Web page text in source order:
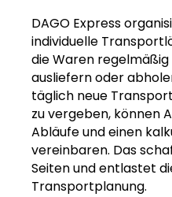
DAGO Express
individuelle
die Waren
ausliefern oder
täglich neue
zu vergeben, können
Abläufe und einen
vereinbaren. Das
Seiten und entlastet
Transportplanung.